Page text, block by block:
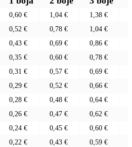
0,60 € 1,04 € 1,38 €
0,52 € 0,78 € 1,04 €
0,43 € 0,69 € 0,86 €
0,35 € 0,60 € 0,78 €
0,31 € 0,57 € 0,69 €
0,29 € 0,52 € 0,66 €
0,28 € 0,48 € 0,64 €
0,26 € 0,47 € 0,62 €
0,24 € 0,45 € 0,60 €
0,22 € 0,43 € 0,59 €